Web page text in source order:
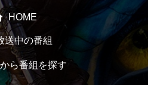
HOME
送中の番組
ら番組を探す